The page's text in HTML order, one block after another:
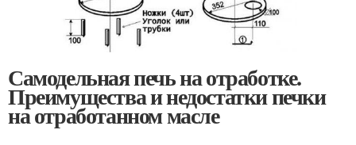
Самодельная печь на отработке.
Преимущества и недостатки печки
на отработанном масле